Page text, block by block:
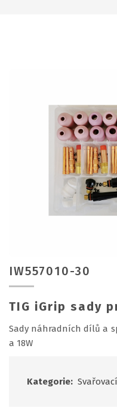
IW557010-30
TIG iGrip sady
Sady náhradních dílů a
a 18W
Kategorie: